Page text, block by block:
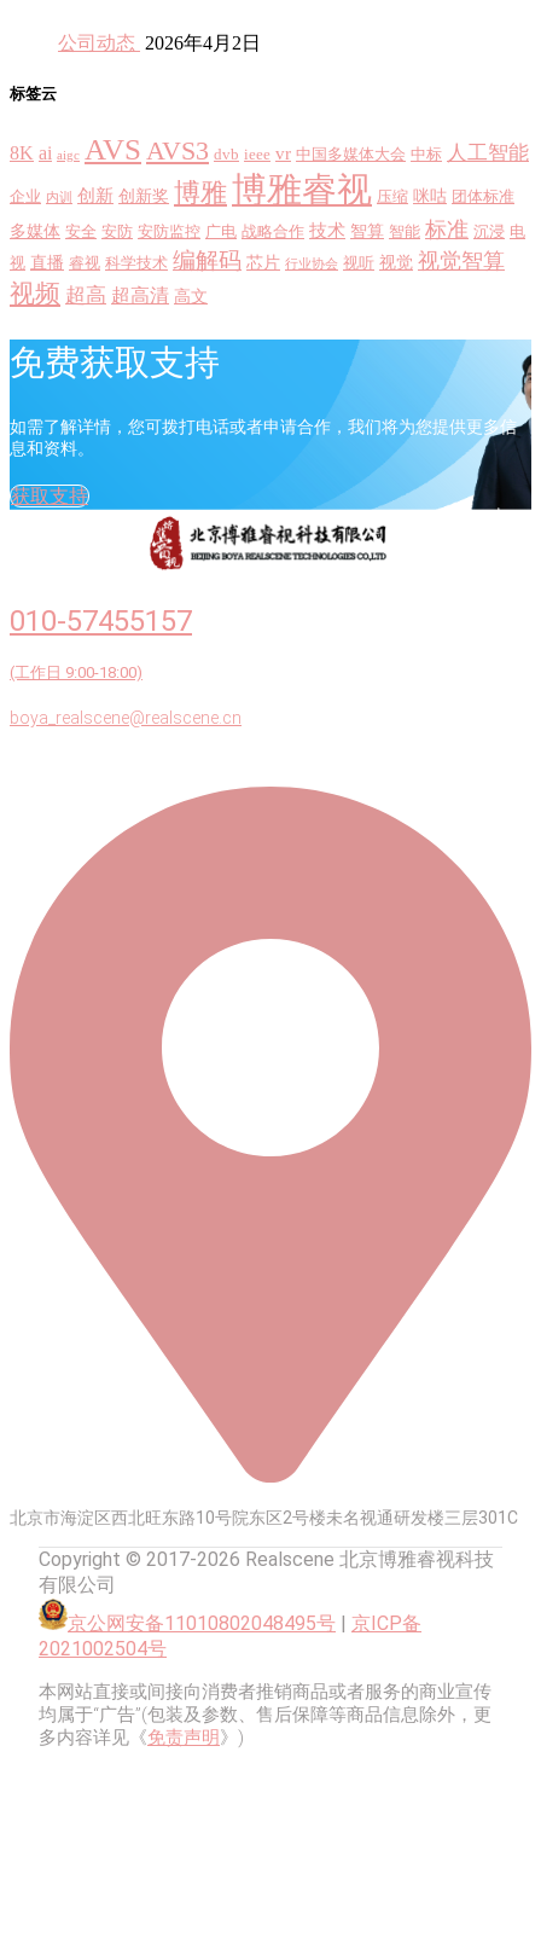
公司动态 2026年4月2日
标签云
8K ai aigc AVS AVS3 dvb ieee vr 中国多媒体大会 中标 人工智能
企业 内训 创新 创新奖 博雅博雅睿视 压缩 咪咕 团体标准
多媒体 安全 安防 安防监控 广电 战略合作 技术 智算 智能 标准 沉浸 电
视 直播 睿视 科学技术 编解码 芯片 行业协会 视听 视觉 视觉智算
视频 超高 超高清 高文
免费获取支持
如需了解详情，您可拨打电话或者申请合作，我们将为您提供更多信
息和资料。
获取支持
010-57455157
(工作日 9:00-18:00)
boya_realscene@realscene.cn
北京市海淀区西北旺东路10号院东区2号楼未名视通研发楼三层301C
Copyright © 2017-2026 Realscene 北京博雅睿视科技
有限公司
京公网安备11010802048495号
京ICP备
2021002504号
本网站直接或间接向消费者推销商品或者服务的商业宣传
均属于“广告”(包装及参数、售后保障等商品信息除外，更
多内容详见《免责声明》)